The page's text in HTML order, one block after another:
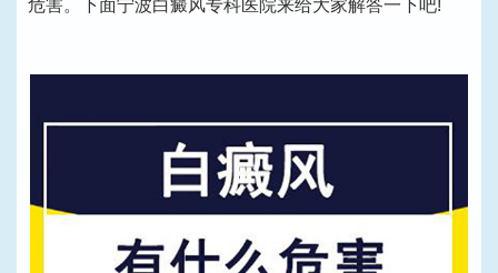
危害。下面宁波白癜风专科医院来给大家解答一下吧!